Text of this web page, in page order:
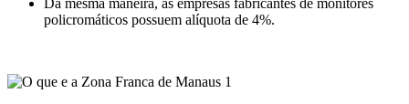
Da mesma maneira, as empresas fabricantes de monitores
policromáticos possuem alíquota de 4%.